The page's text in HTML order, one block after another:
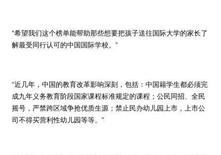
“希望我们这个榜单能帮助那些想要把孩子送往国际大学的家长了
解最受同行认可的中国国际学校。”
“近几年，中国的教育改革影响深刻，包括：中国籍学生都必须完
成九年义务教育阶段国家课程标准规定的课程；公民同招、全民
摇号，严禁跨区域争抢优质生源；禁止民办幼儿园上市，上市公
司不得买营利性幼儿园等等。”